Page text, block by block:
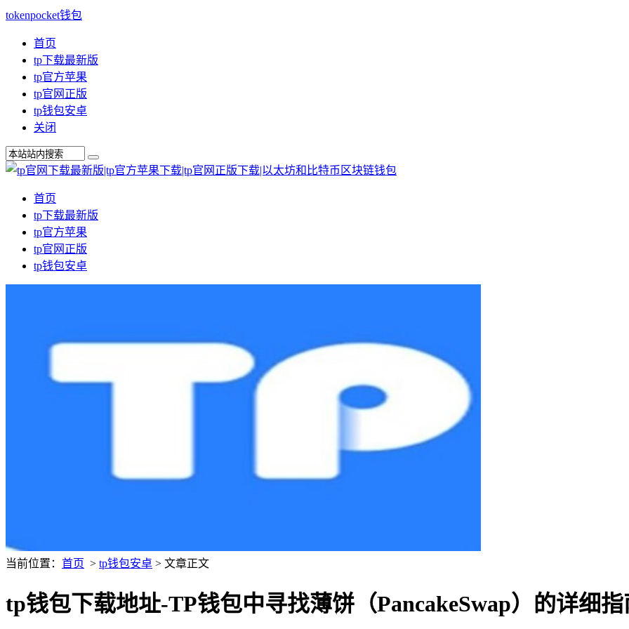
tokenpocket钱包
首页
tp下载最新版
tp官方苹果
tp官网正版
tp钱包安卓
关闭
首页
tp下载最新版
tp官方苹果
tp官网正版
tp钱包安卓
当前位置： 首页 > tp钱包安卓 > 文章正文
tp钱包下载地址-TP钱包中寻找薄饼（PancakeSwap）的详细指